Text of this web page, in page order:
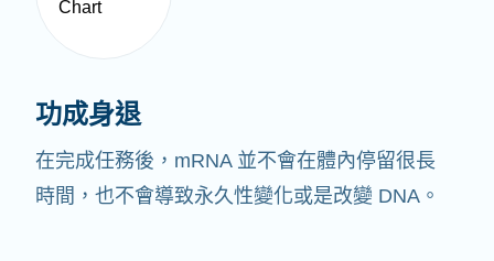
功成身退
在完成任務後，mRNA 並不會在體內停留很長
時間，也不會導致永久性變化或是改變 DNA。